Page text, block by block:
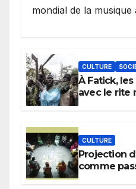
mondial de la musique
CULTURE
À Fatick,
avec le rite
CULTURE
Projection
comme